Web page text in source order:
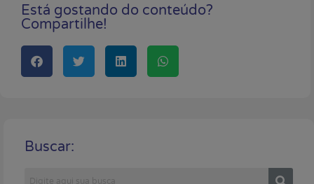
Está gostando do conteúdo?
Compartilhe!
Buscar: